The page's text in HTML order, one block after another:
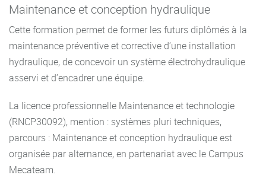
Maintenance et conception hydraulique
Cette formation permet de former les futurs diplômés à la
maintenance préventive et corrective d’une installation
hydraulique, de concevoir un système électrohydraulique
asservi et d’encadrer une équipe.
La licence professionnelle Maintenance et technologie
(RNCP30092), mention : systèmes pluri techniques,
parcours : Maintenance et conception hydraulique est
organisée par alternance, en partenariat avec le Campus
Mecateam.